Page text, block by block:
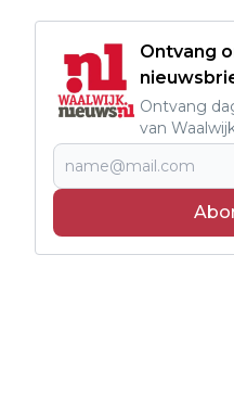
Ontvang
Ontvang
van